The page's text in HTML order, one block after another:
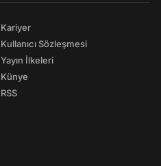
Kariyer
Kullanıcı Sözleşmesi
Yayın İlkeleri
Künye
RSS